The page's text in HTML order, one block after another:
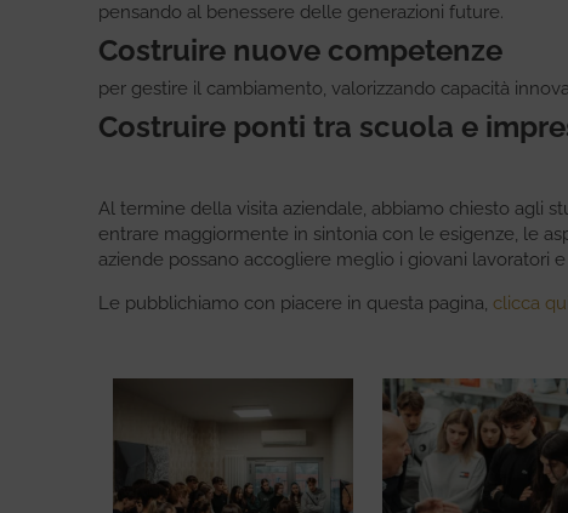
pensando al benessere delle generazioni future.
Costruire nuove competenze
per gestire il cambiamento, valorizzando capacità
Costruire ponti tra scuola e
Al termine della visita aziendale, abbiamo chiesto agli
entrare maggiormente in sintonia con le esigenze, le
aziende possano accogliere meglio i giovani lavoratori
Le pubblichiamo con piacere in questa pagina, clicca